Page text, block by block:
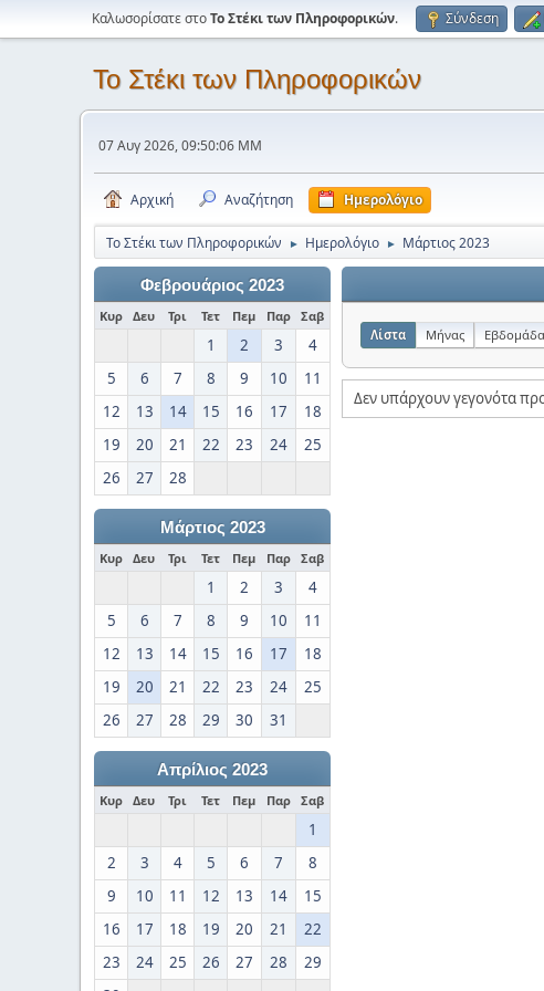
Καλωσορίσατε στοΤο Στέκι των Πληροφορικών. Σύνδεση
Το Στέκι των Πληροφορικών
07 Αυγ 2026, 09:50:06 ΜΜ
Αρχική Αναζήτηση Ημερολόγιο
Το Στέκι των Πληροφορικών ► Ημερολόγιο ► Μάρτιος 2023
Φεβρουάριος 2023
Κυρ Δευ Τρι Τετ Πεμ Παρ Σαβ
1 2 3
4
5
6 7 8 9 10
11
12
13 14 15 16 17
18
19
20 21 22 23 24
25
26
27 28
Μάρτιος 2023
Κυρ Δευ Τρι Τετ Πεμ Παρ Σαβ
1 2 3
4
5
6 7 8 9 10
11
12
13 14 15 16 17
18
19
20 21 22 23 24
25
26
27 28 29 30 31
Απρίλιος 2023
Κυρ Δευ Τρι Τετ Πεμ Παρ Σαβ
1
2
3 4 5 6 7
8
9
10 11 12 13 14
15
16
17 18 19 20 21
22
23
24 25 26 27 28
29
Λίστα Μήνας Εβδομάδα
Δεν υπάρχουν γεγονότα